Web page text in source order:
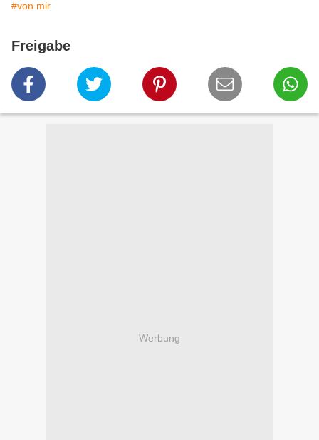
#von mir
Freigabe
Werbung